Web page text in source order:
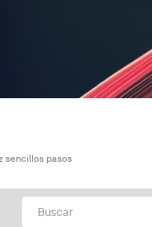
sencillos pasos